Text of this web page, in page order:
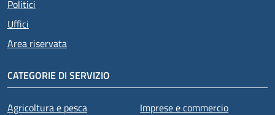
Politici
Uffici
Area riservata
CATEGORIE DI SERVIZIO
Agricoltura e pesca
Imprese e commercio